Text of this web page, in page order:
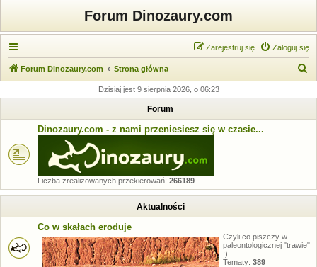
Forum Dinozaury.com
Zaloguj się
Zarejestruj się
Forum Dinozaury.com Strona główna
k
Dzisiaj jest 9 sierpnia 2026, o 06:23
Forum
Dinozaury.com - z nami przeniesiesz się w czasie...
Liczba zrealizowanych przekierowań: 266189
Aktualności
Co w skałach eroduje
Czyli co piszczy w
paleontologicznej "trawie"
:)
Tematy: 389